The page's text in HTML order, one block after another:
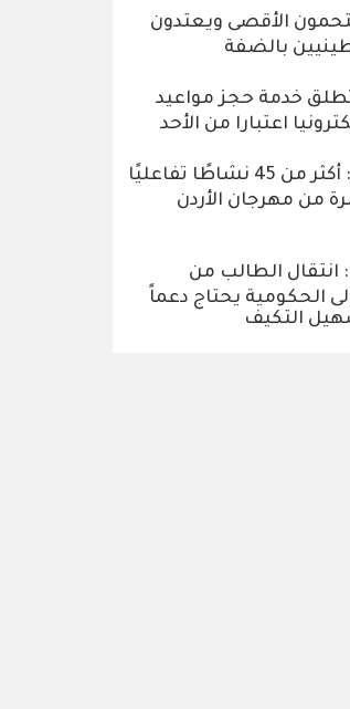
الأقصى ويعتدون
بالضفة
تطلق خدمة حجز مواعيد
اعتبارا من الأحد
متحف الأطفال: أكثر من 45 نشاطًا تفاعليًا
من مهرجان الأردن
: انتقال الطالب من
الحكومية يحتاج دعماً
التكيف